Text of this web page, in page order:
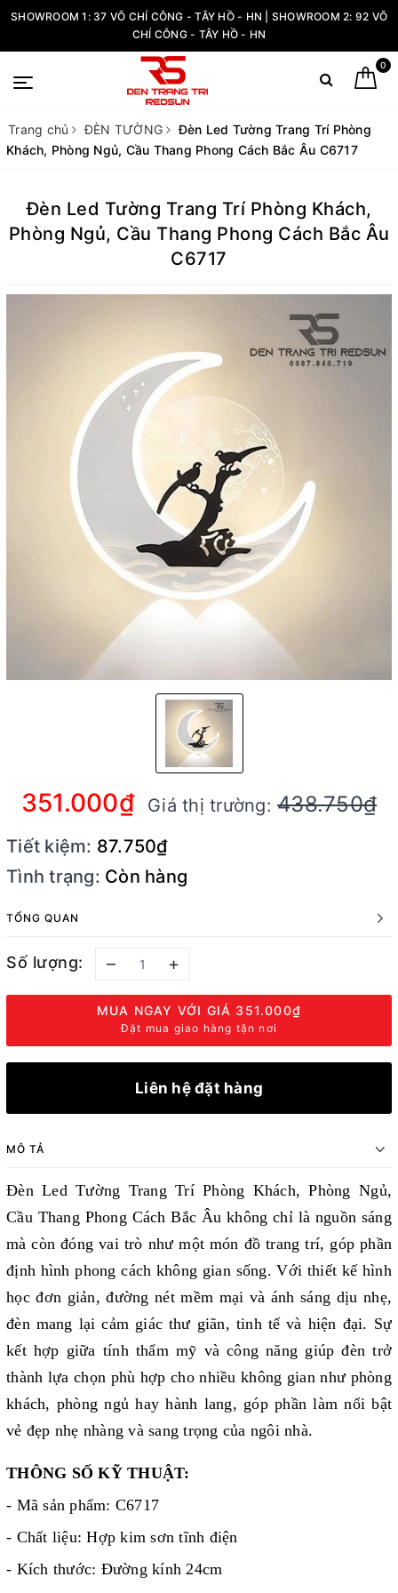
SHOWROOM 1: 37 VÕ CHÍ CÔNG - TÂY HỒ - HN | SHOWROOM 2: 92 VÕ
CHÍ CÔNG - TÂY HỒ - HN
0
Trang chủ ĐÈN TƯỜNG
Đèn Led Tường Trang Trí Phòng
Khách, Phòng Ngủ, Cầu Thang Phong Cách Bắc Âu C6717
Đèn Led Tường Trang Trí Phòng Khách,
Phòng Ngủ, Cầu Thang Phong Cách Bắc Âu
C6717
351.000₫ Giá thị trường:438.750₫
Tiết kiệm: 87.750₫
Tình trạng: Còn hàng
TỔNG QUAN
Số lượng: – +
MUA NGAY VỚI GIÁ 351.000₫
Đặt mua giao hàng tận nơi
Liên hệ đặt hàng
MÔ TẢ
Đèn Led Tường Trang Trí Phòng Khách, Phòng Ngủ,
Cầu Thang Phong Cách Bắc Âu không chỉ là nguồn sáng
mà còn đóng vai trò như một món đồ trang trí, góp phần
định hình phong cách không gian sống. Với thiết kế hình
học đơn giản, đường nét mềm mại và ánh sáng dịu nhẹ,
đèn mang lại cảm giác thư giãn, tinh tế và hiện đại. Sự
kết hợp giữa tính thẩm mỹ và công năng giúp đèn trở
thành lựa chọn phù hợp cho nhiều không gian như phòng
khách, phòng ngủ hay hành lang, góp phần làm nổi bật
vẻ đẹp nhẹ nhàng và sang trọng của ngôi nhà.
THÔNG SỐ KỸ THUẬT:
- Mã sản phẩm: C6717
- Chất liệu: Hợp kim sơn tĩnh điện
- Kích thước: Đường kính 24cm